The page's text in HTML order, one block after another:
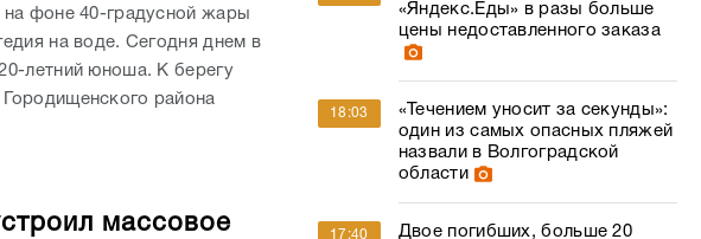
на фоне 40-градусной жары
на воде. Сегодня днем в
летний юноша. К берегу
района
массовое
«Яндекс.Еды» в разы больше
цены недоставленного заказа
18:03
«Течением уносит за секунды»:
один из самых опасных пляжей
назвали в Волгоградской
области
17:40
Двое погибших, больше 20